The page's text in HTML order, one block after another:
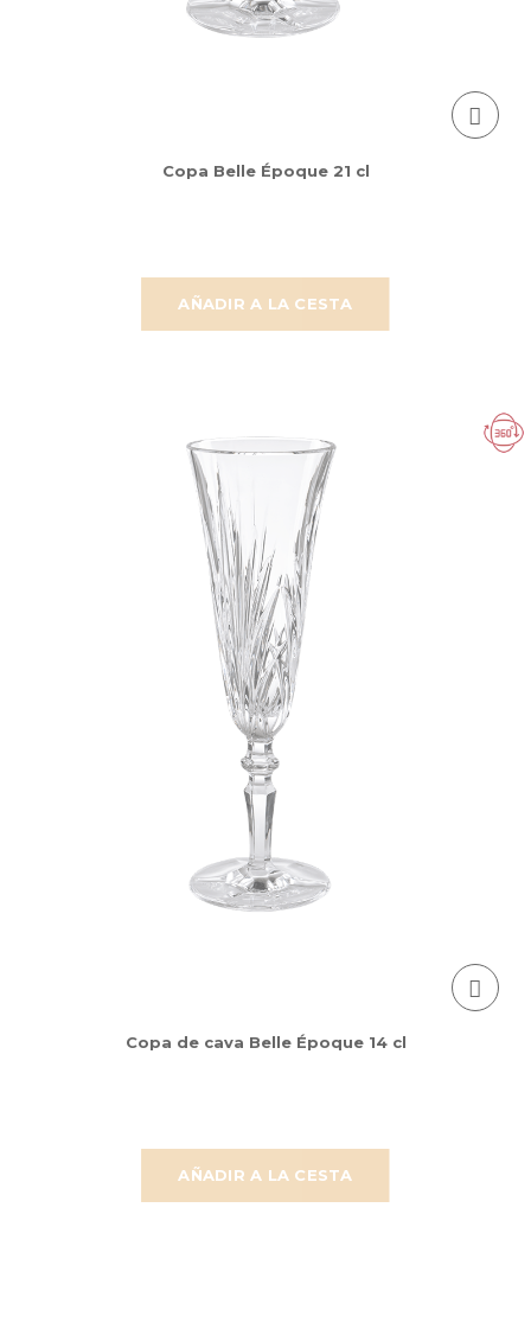
AÑADIR A LA CESTA
Copa Belle Époque 21 cl
AÑADIR A LA CESTA
Copa de cava Belle Époque 14 cl